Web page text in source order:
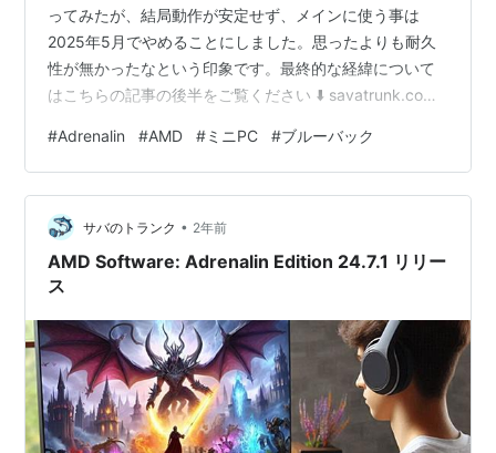
ってみたが、結局動作が安定せず、メインに使う事は
2025年5月でやめることにしました。思ったよりも耐久
性が無かったなという印象です。最終的な経緯について
はこちらの記事の後半をご覧ください ⬇️ savatrunk.com
24.7.1 がリリースされ、「私のWindows11搭載のミニPC
にインストールして、今のところ問題なく動いてますよ
😁」 と、書きましたが・・・⬇️ savatrunk.com その後、
ミニPCは 2回ブルーバッ…
#Adrenalin #AMD #ミニPC #ブルーバック
サバのトランク • 2年前
AMD Software: Adrenalin Edition 24.7.1 リリー
ス